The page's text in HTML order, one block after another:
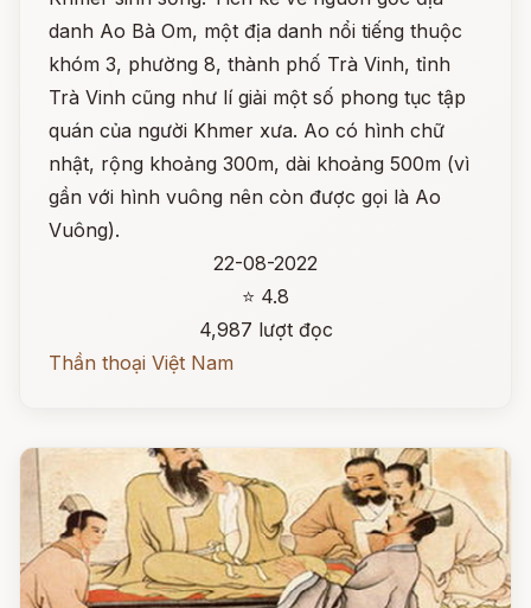
danh Ao Bà Om, một địa danh nổi tiếng thuộc
khóm 3, phường 8, thành phố Trà Vinh, tỉnh
Trà Vinh cũng như lí giải một số phong tục tập
quán của người Khmer xưa. Ao có hình chữ
nhật, rộng khoảng 300m, dài khoảng 500m (vì
gần với hình vuông nên còn được gọi là Ao
Vuông).
22-08-2022
⭐ 4.8
4,987 lượt đọc
Thần thoại Việt Nam